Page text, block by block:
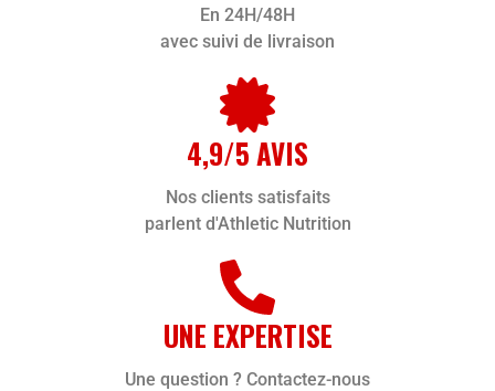
En 24H/48H
avec suivi de livraison
4,9/5 AVIS
Nos clients satisfaits
parlent d'Athletic Nutrition
UNE EXPERTISE
Une question ? Contactez-nous